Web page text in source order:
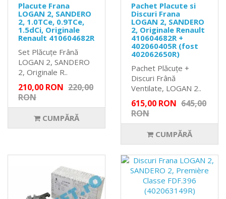
Placute Frana
LOGAN 2, SANDERO
2, 1.0TCe, 0.9TCe,
1.5dCi, Originale
Renault 410604682R
Set Plăcuțe Frână
LOGAN 2, SANDERO
2, Originale R..
210,00 RON 220,00
RON
CUMPĂRĂ
Pachet Placute si
Discuri Frana
LOGAN 2, SANDERO
2, Originale Renault
410604682R +
402060405R (fost
402062650R)
Pachet Plăcuțe +
Discuri Frână
Ventilate, LOGAN 2..
615,00 RON 645,00
RON
CUMPĂRĂ